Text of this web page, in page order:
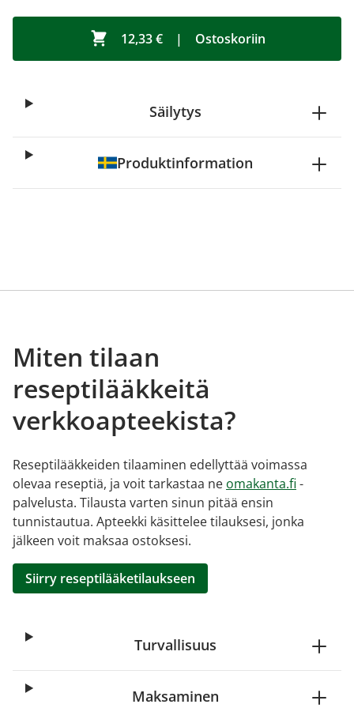
12,33 € | Ostoskoriin
Säilytys
Produktinformation
Miten tilaan
reseptilääkkeitä
verkkoapteekista?
Reseptilääkkeiden tilaaminen edellyttää voimassa
olevaa reseptiä, ja voit tarkastaa ne omakanta.fi -
palvelusta. Tilausta varten sinun pitää ensin
tunnistautua. Apteekki käsittelee tilauksesi, jonka
jälkeen voit maksaa ostoksesi.
Siirry reseptilääketilaukseen
Turvallisuus
Maksaminen